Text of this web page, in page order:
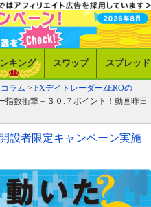
キング スワップ スプレッド
ラム > FXデイトレーダーZEROの
指数衝撃－３０.７ポイント！動画昨日
設者限定キャンペーン実施